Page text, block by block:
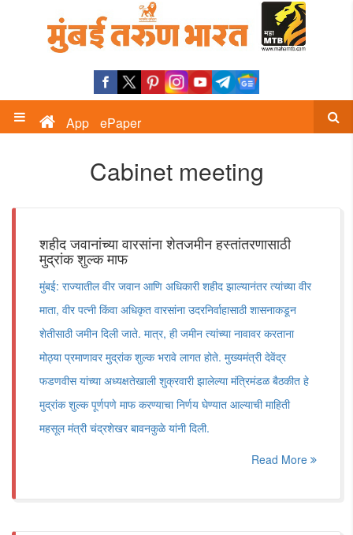
App ePaper
Cabinet meeting
शहीद जवानांच्या वारसांना शेतजमीन हस्तांतरणासाठी
मुद्रांक शुल्क माफ
मुंबई: राज्यातील वीर जवान आणि अधिकारी शहीद झाल्यानंतर त्यांच्या वीर
माता, वीर पत्नी किंवा अधिकृत वारसांना उदरनिर्वाहासाठी शासनाकडून
शेतीसाठी जमीन दिली जाते. मात्र, ही जमीन त्यांच्या नावावर करताना
मोठ्या प्रमाणावर मुद्रांक शुल्क भरावे लागत होते. मुख्यमंत्री देवेंद्र
फडणवीस यांच्या अध्यक्षतेखाली शुक्रवारी झालेल्या मंत्रिमंडळ बैठकीत हे
मुद्रांक शुल्क पूर्णपणे माफ करण्याचा निर्णय घेण्यात आल्याची माहिती
महसूल मंत्री चंद्रशेखर बावनकुळे यांनी दिली.
Read More